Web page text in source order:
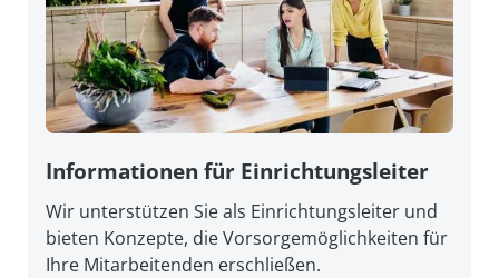
Informationen für Einrichtungsleiter
Wir unterstützen Sie als Einrichtungsleiter und
bieten Konzepte, die Vorsorgemöglichkeiten für
Ihre Mitarbeitenden erschließen.